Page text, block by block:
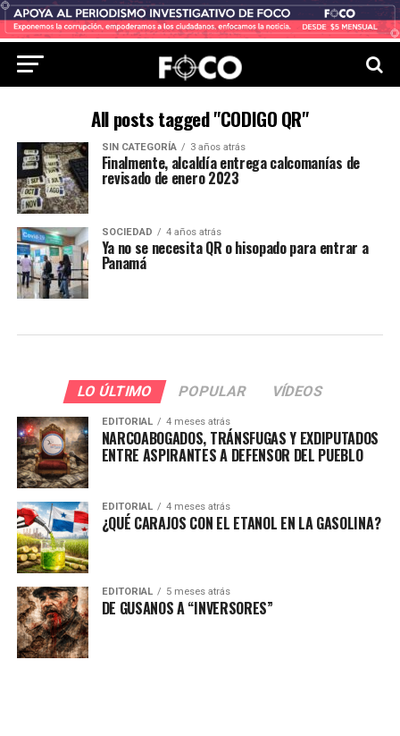
All posts tagged "CODIGO QR"
SIN CATEGORÍA 3 años atrás
Finalmente, alcaldía entrega calcomanías de
revisado de enero 2023
SOCIEDAD 4 años atrás
Ya no se necesita QR o hisopado para entrar a
Panamá
LO ÚLTIMO POPULAR VÍDEOS
EDITORIAL 4 meses atrás
NARCOABOGADOS, TRÁNSFUGAS Y EXDIPUTADOS
ENTRE ASPIRANTES A DEFENSOR DEL PUEBLO
EDITORIAL 4 meses atrás
¿QUÉ CARAJOS CON EL ETANOL EN LA GASOLINA?
EDITORIAL 5 meses atrás
DE GUSANOS A “INVERSORES”